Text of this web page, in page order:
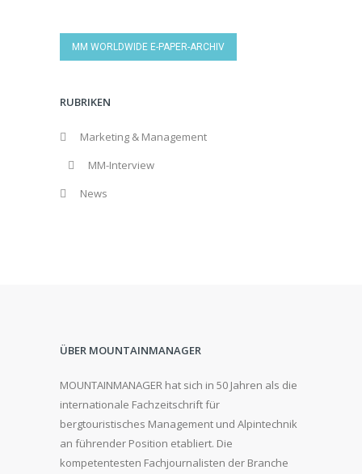
MM WORLDWIDE E-PAPER-ARCHIV
RUBRIKEN
Marketing & Management
MM-Interview
News
ÜBER MOUNTAINMANAGER
MOUNTAINMANAGER hat sich in 50 Jahren als die
internationale Fachzeitschrift für
bergtouristisches Management und Alpintechnik
an führender Position etabliert. Die
kompetentesten Fachjournalisten der Branche